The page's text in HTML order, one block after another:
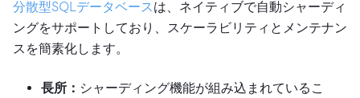
分散型SQLデータベース は、ネイティブで自動シャーディ
ングをサポートしており、スケーラビリティとメンテナン
スを簡素化します。
長所： シャーディング機能が組み込まれているこ